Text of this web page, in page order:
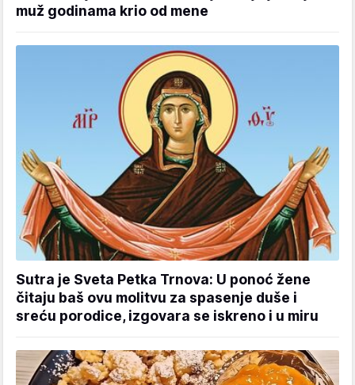
muž godinama krio od mene
Sutra je Sveta Petka Trnova: U ponoć žene
čitaju baš ovu molitvu za spasenje duše i
sreću porodice, izgovara se iskreno i u miru